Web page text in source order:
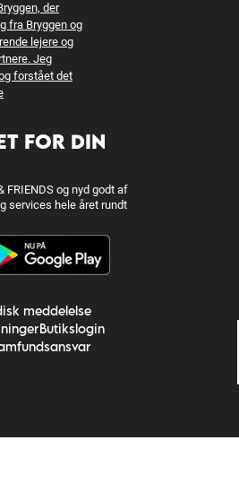
der
fra Bryggen og
lejere og
Jeg
forstået det
FOR DIN
FRIENDS og nyd godt af
services hele året rundt
meddelelse
Butikslogin